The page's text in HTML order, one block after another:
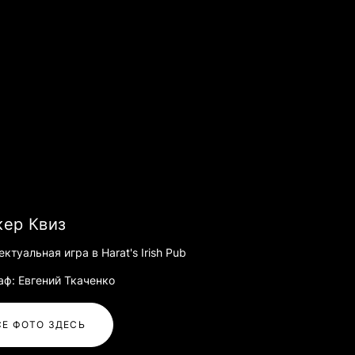
Квиз
игра в Harat's Irish Pub
Евгений Ткаченко
ФОТО ЗДЕСЬ